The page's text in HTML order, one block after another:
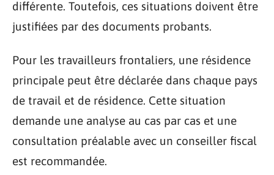
différente. Toutefois, ces situations doivent être
justifiées par des documents probants.
Pour les travailleurs frontaliers, une résidence
principale peut être déclarée dans chaque pays
de travail et de résidence. Cette situation
demande une analyse au cas par cas et une
consultation préalable avec un conseiller fiscal
est recommandée.